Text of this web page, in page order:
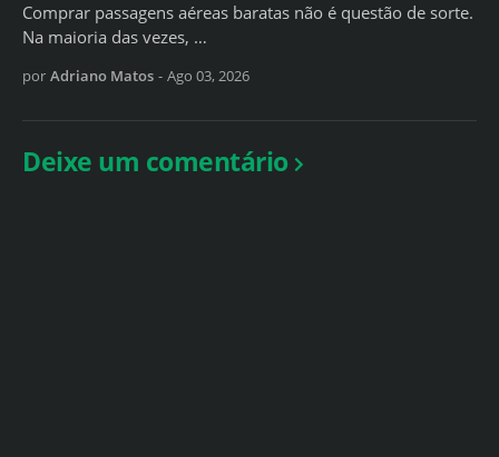
Comprar passagens aéreas baratas não é questão de sorte.
Na maioria das vezes, …
por Adriano Matos - Ago 03, 2026
Deixe um comentário